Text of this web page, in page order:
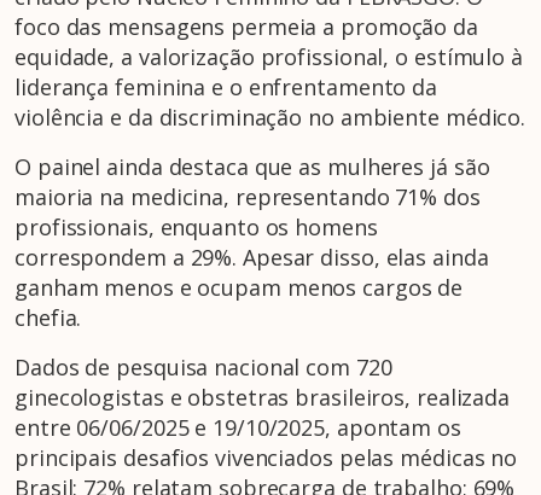
foco das mensagens permeia a promoção da
equidade, a valorização profissional, o estímulo à
liderança feminina e o enfrentamento da
violência e da discriminação no ambiente médico.
O painel ainda destaca que as mulheres já são
maioria na medicina, representando 71% dos
profissionais, enquanto os homens
correspondem a 29%. Apesar disso, elas ainda
ganham menos e ocupam menos cargos de
chefia.
Dados de pesquisa nacional com 720
ginecologistas e obstetras brasileiros, realizada
entre 06/06/2025 e 19/10/2025, apontam os
principais desafios vivenciados pelas médicas no
Brasil: 72% relatam sobrecarga de trabalho; 69%